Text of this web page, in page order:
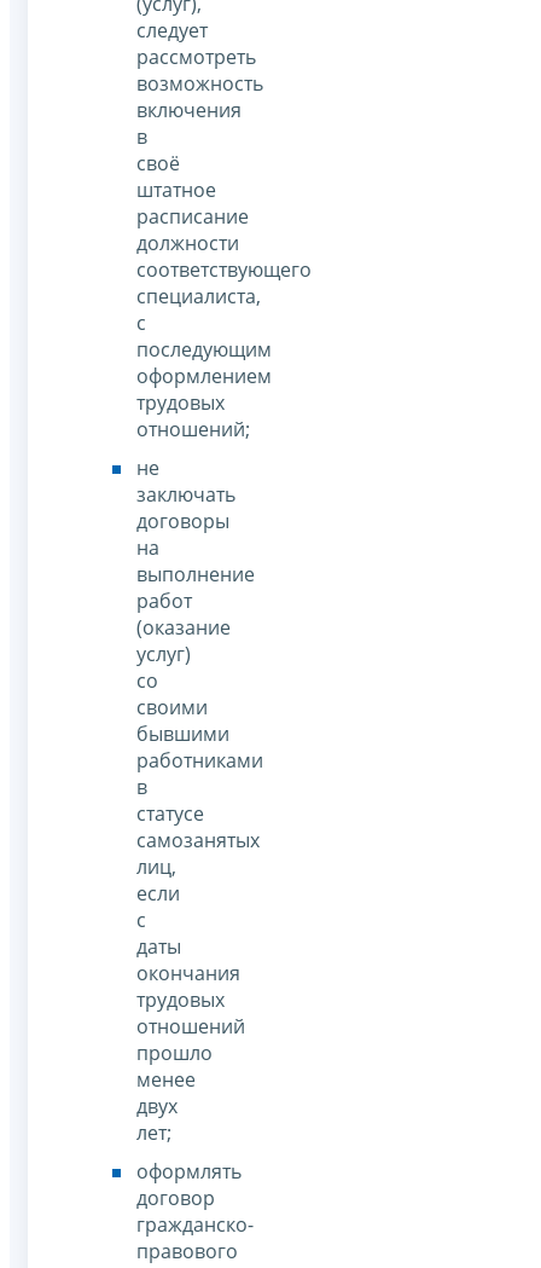
следует
рассмотреть
возможность
включения
в
своё
штатное
расписание
должности
соответствующего
специалиста,
с
последующим
оформлением
трудовых
отношений;
не
заключать
договоры
на
выполнение
работ
(оказание
услуг)
со
своими
бывшими
работниками
в
статусе
самозанятых
лиц,
если
с
даты
окончания
трудовых
отношений
прошло
менее
двух
лет;
оформлять
договор
гражданско-
правового